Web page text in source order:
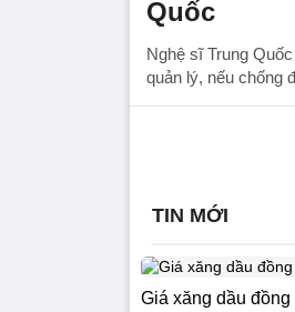
Quốc
Nghệ sĩ Trung
quản lý, nếu chống
TIN MỚI
Giá xăng dầu đồng